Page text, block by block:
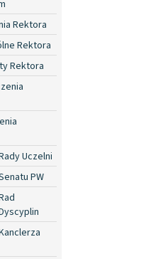
Rektora
Rektora
Rektora
Uczelni
PW